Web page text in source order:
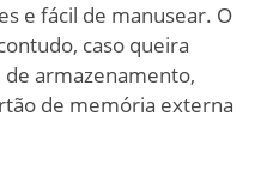
e fácil de manusear. O
caso queira
de armazenamento,
de memória externa